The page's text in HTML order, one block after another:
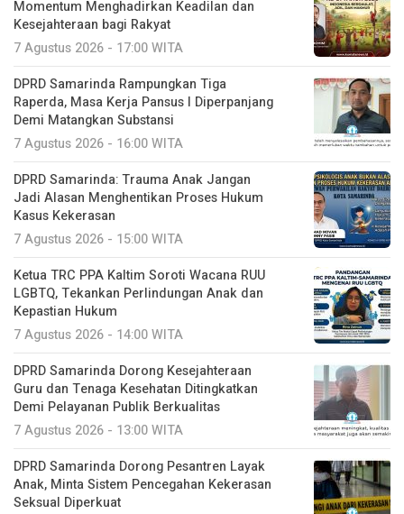
Momentum Menghadirkan Keadilan dan
Kesejahteraan bagi Rakyat
7 Agustus 2026 - 17:00 WITA
DPRD Samarinda Rampungkan Tiga
Raperda, Masa Kerja Pansus I Diperpanjang
Demi Matangkan Substansi
7 Agustus 2026 - 16:00 WITA
DPRD Samarinda: Trauma Anak Jangan
Jadi Alasan Menghentikan Proses Hukum
Kasus Kekerasan
7 Agustus 2026 - 15:00 WITA
Ketua TRC PPA Kaltim Soroti Wacana RUU
LGBTQ, Tekankan Perlindungan Anak dan
Kepastian Hukum
7 Agustus 2026 - 14:00 WITA
DPRD Samarinda Dorong Kesejahteraan
Guru dan Tenaga Kesehatan Ditingkatkan
Demi Pelayanan Publik Berkualitas
7 Agustus 2026 - 13:00 WITA
DPRD Samarinda Dorong Pesantren Layak
Anak, Minta Sistem Pencegahan Kekerasan
Seksual Diperkuat